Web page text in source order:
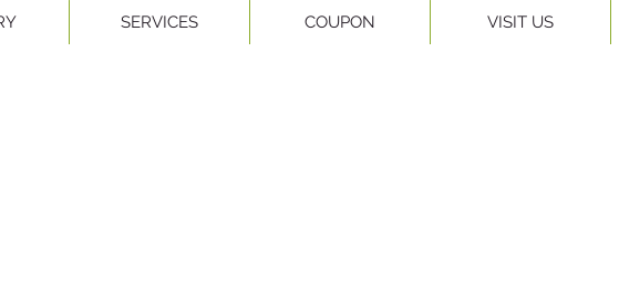
SERVICES COUPON VISIT US